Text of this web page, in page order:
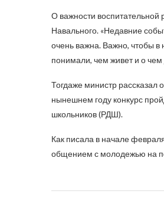
О важности воспитательной
Навального. «Недавние
очень важна. Важно, чтобы в
понимали, чем живет и о чем
Тогдаже министр рассказал
нынешнем году конкурс
школьников (РДШ).
Как писала в начале
общением с молодежью на